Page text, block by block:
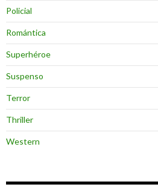
Policial
Romántica
Superhéroe
Suspenso
Terror
Thriller
Western